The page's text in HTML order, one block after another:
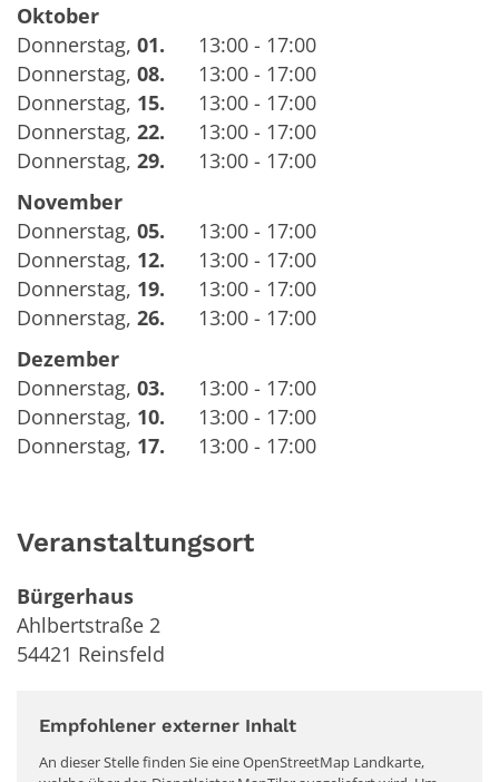
Oktober
Donnerstag, 01.
13:00 - 17:00
Donnerstag, 08.
13:00 - 17:00
Donnerstag, 15.
13:00 - 17:00
Donnerstag, 22.
13:00 - 17:00
Donnerstag, 29.
13:00 - 17:00
November
Donnerstag, 05.
13:00 - 17:00
Donnerstag, 12.
13:00 - 17:00
Donnerstag, 19.
13:00 - 17:00
Donnerstag, 26.
13:00 - 17:00
Dezember
Donnerstag, 03.
13:00 - 17:00
Donnerstag, 10.
13:00 - 17:00
Donnerstag, 17. 13:00 - 17:00
Veranstaltungsort
Bürgerhaus
Ahlbertstraße 2
54421 Reinsfeld
Empfohlener externer Inhalt
An dieser Stelle finden Sie eine OpenStreetMap Landkarte,